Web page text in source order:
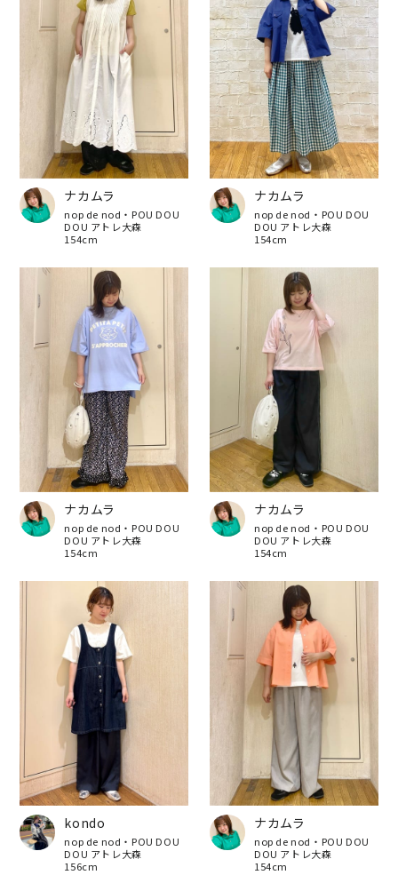
ナカムラ
nop de nod・POU DOU
DOU アトレ大森
154cm
ナカムラ
nop de nod・POU DOU
DOU アトレ大森
154cm
ナカムラ
nop de nod・POU DOU
DOU アトレ大森
154cm
ナカムラ
nop de nod・POU DOU
DOU アトレ大森
154cm
kondo
nop de nod・POU DOU
DOU アトレ大森
156cm
ナカムラ
nop de nod・POU DOU
DOU アトレ大森
154cm